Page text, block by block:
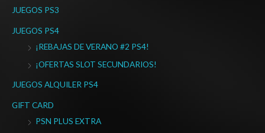
JUEGOS PS3
JUEGOS PS4
¡REBAJAS DE VERANO #2 PS4!
¡OFERTAS SLOT SECUNDARIOS!
JUEGOS ALQUILER PS4
GIFT CARD
PSN PLUS EXTRA